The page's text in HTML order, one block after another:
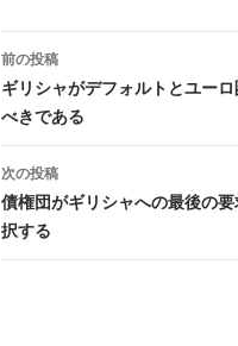
投
稿
ナ
ビ
ゲ
ー
前の投稿
ギリシャがデフォルトとユー
べきである
次の投稿
債権団がギリシャへの最後の
択する